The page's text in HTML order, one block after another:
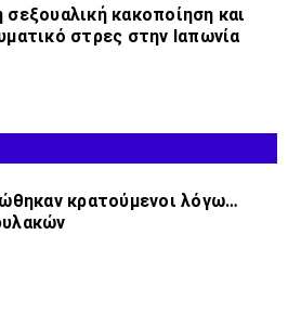
κακοποίηση και
στρες στην Ιαπωνία
κρατούμενοι λόγω…